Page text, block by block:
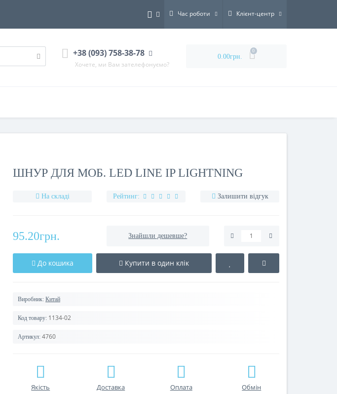
Час роботи Клієнт-центр
+38 (093) 758-38-78
Хочете, ми Вам зателефонуємо?
0.00грн.
0
ШНУР ДЛЯ МОБ. LED LINE IP LIGHTNING
На складі Рейтинг: Залишити відгук
95.20грн. Знайшли дешевше?
До кошика Купити в один клік
Виробник: Китай
Код товару: 1134-02
Артикул: 4760
Якість Доставка Оплата Обмін